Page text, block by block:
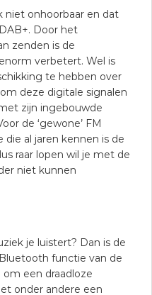
niet onhoorbaar en dat
Door het
zenden is de
verbetert. Wel is
te hebben over
deze digitale signalen
zijn ingebouwde
de ‘gewone’ FM
al jaren kennen is de
raar lopen wil je met de
niet kunnen
je luistert? Dan is de
functie van de
een draadloze
onder andere een